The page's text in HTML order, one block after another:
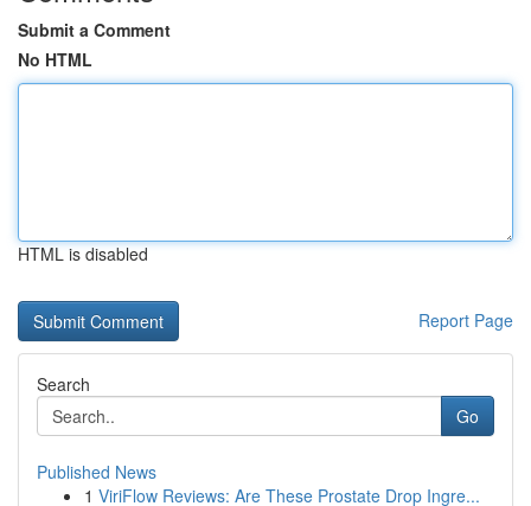
Submit a Comment
No HTML
HTML is disabled
Report Page
Search
Go
Published News
1 ViriFlow Reviews: Are These Prostate Drop Ingre...